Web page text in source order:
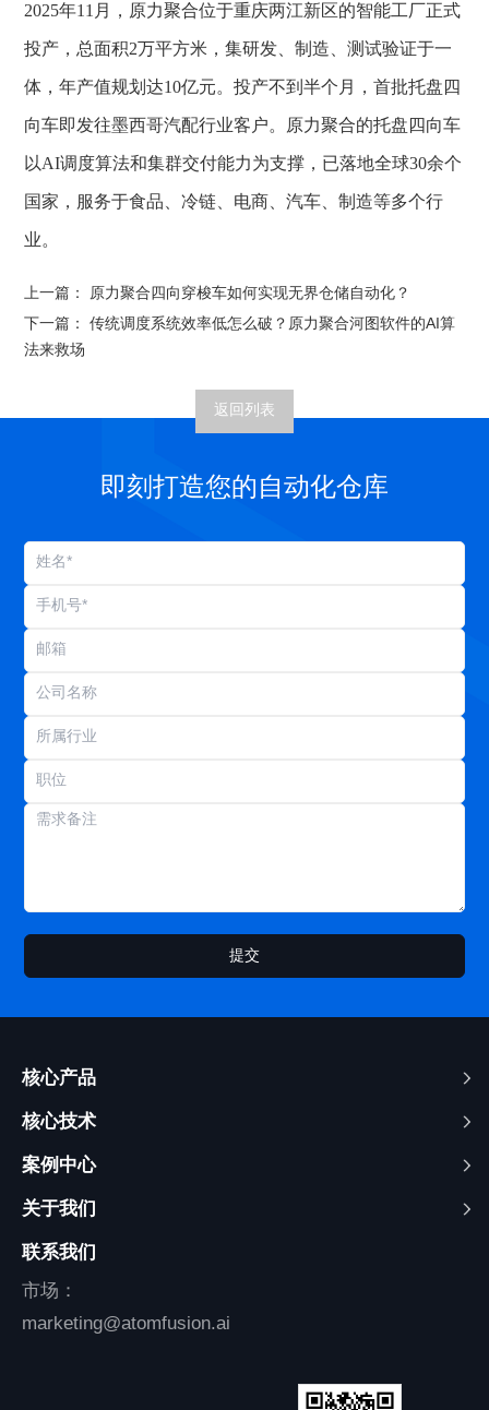
2025年11月，原力聚合位于重庆两江新区的智能工厂正式
投产，总面积2万平方米，集研发、制造、测试验证于一
体，年产值规划达10亿元。投产不到半个月，首批托盘四
向车即发往墨西哥汽配行业客户。原力聚合的托盘四向车
以AI调度算法和集群交付能力为支撑，已落地全球30余个
国家，服务于食品、冷链、电商、汽车、制造等多个行
业。
上一篇：
原力聚合四向穿梭车如何实现无界仓储自动化？
下一篇：
传统调度系统效率低怎么破？原力聚合河图软件的AI算
法来救场
返回列表
即刻打造您的自动化仓库
提交
核心产品
核心技术
案例中心
关于我们
联系我们
市场：
marketing@atomfusion.ai